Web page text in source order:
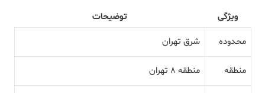
ویژگی
توضیحات
محدوده
شرق تهران
منطقه منطقه 8 تهران